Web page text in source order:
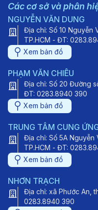
Các cơ sở và phân
NGUYỄN VĂN DUNG
Địa chỉ: Số 10 Nguyễn
TP.HCM - ĐT:
Xem bản đồ
PHẠM VĂN CHIÊU
Địa chỉ: Số 20 Đường
ĐT: 0283.8940 390
Xem bản đồ
TRUNG TÂM CUNG
Địa chỉ: Số 5A Nguyễn
TP.HCM - ĐT:
Xem bản đồ
NHƠN TRẠCH
Địa chỉ: xã Phước An,
0283.8940 390